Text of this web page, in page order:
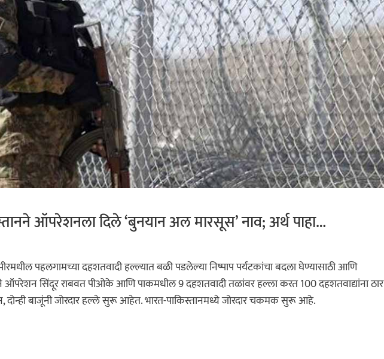
ऑपरेशनला दिले ‘बुनयान अल मारसूस’ नाव; अर्थ पाहा…
पहलगामच्या दहशतवादी हल्ल्यात बळी पडलेल्या निष्पाप पर्यटकांचा बदला घेण्यासाठी आणि
ऑपरेशन सिंदूर राबवत पीओके आणि पाकमधील 9 दहशतवादी तळांवर हल्ला करत 100 दहशतवाद्यांना ठार
बाजूंनी जोरदार हल्ले सुरू आहेत. भारत-पाकिस्तानमध्ये जोरदार चकमक सुरू आहे.